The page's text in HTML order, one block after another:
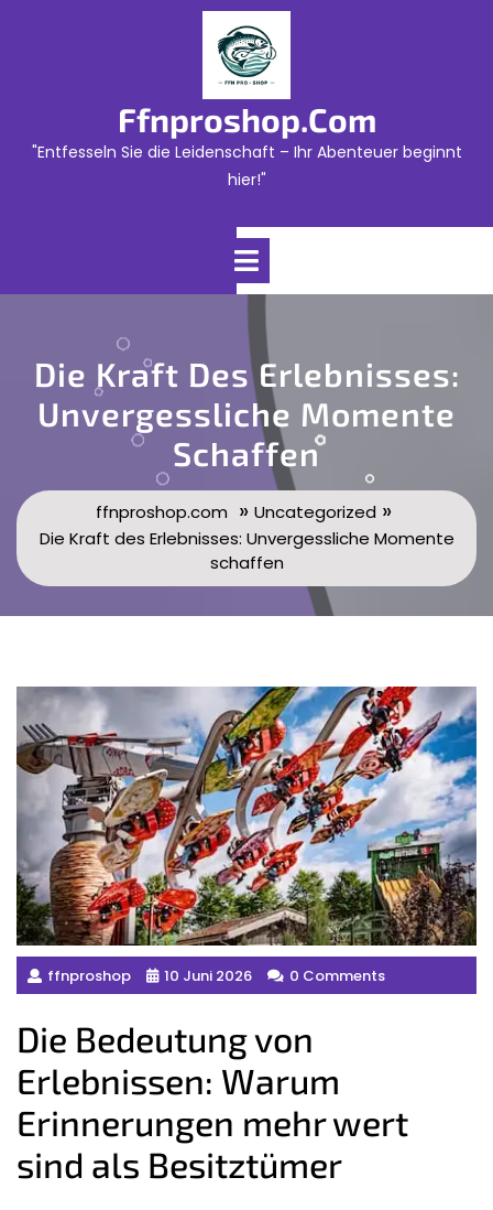
Ffnproshop.com
"Entfesseln Sie die Leidenschaft – Ihr Abenteuer beginnt
hier!"
Open
Die Kraft Des Erlebnisses:
Unvergessliche Momente
Schaffen
ffnproshop.com » Uncategorized »
Die Kraft des Erlebnisses: Unvergessliche Momente
schaffen
ffnproshop 10 Juni 2026 0 Comments
Die Bedeutung von
Erlebnissen: Warum
Erinnerungen mehr wert
sind als Besitztümer